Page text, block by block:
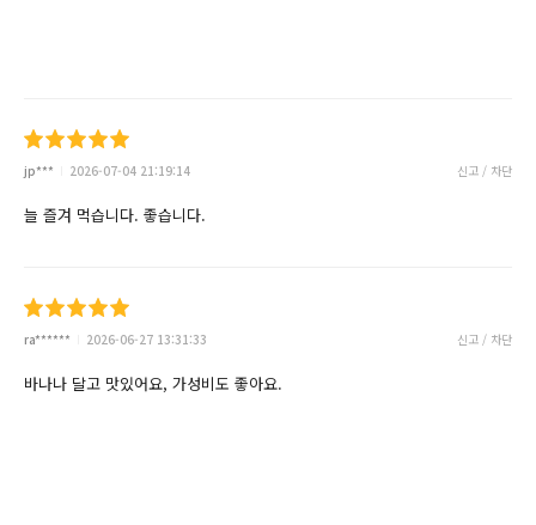
jp*** 2026-07-04 21:19:14 신고 / 차단
늘 즐겨 먹습니다. 좋습니다.
ra****** 2026-06-27 13:31:33 신고 / 차단
바나나 달고 맛있어요, 가성비도 좋아요.